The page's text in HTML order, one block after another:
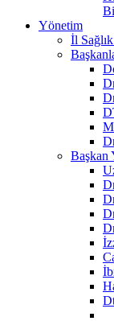
Yönetim
İl
Başkan